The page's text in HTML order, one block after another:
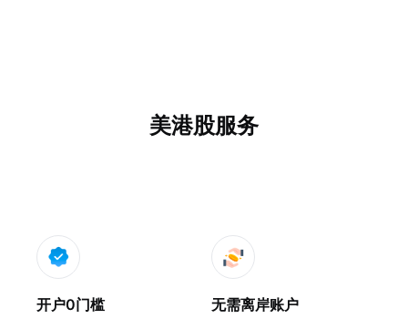
美港股服务
开户0门槛 无需离岸账户